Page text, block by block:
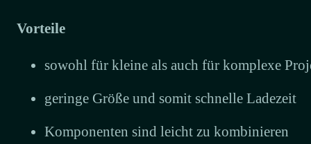
Vorteile
sowohl für kleine als auch für komplexe
geringe Größe und somit schnelle Ladezeit
Komponenten sind leicht zu kombinieren